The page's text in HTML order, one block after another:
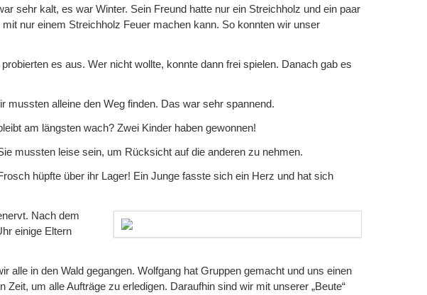
sehr kalt, es war Winter. Sein Freund hatte nur ein Streichholz und ein paar
nur einem Streichholz Feuer machen kann. So konnten wir unser
es aus. Wer nicht wollte, konnte dann frei spielen. Danach gab es
mussten alleine den Weg finden. Das war sehr spannend.
am längsten wach? Zwei Kinder haben gewonnen!
mussten leise sein, um Rücksicht auf die anderen zu nehmen.
hüpfte über ihr Lager! Ein Junge fasste sich ein Herz und hat sich
Nach dem
einige Eltern
in den Wald gegangen. Wolfgang hat Gruppen gemacht und uns einen
um alle Aufträge zu erledigen. Daraufhin sind wir mit unserer „Beute“